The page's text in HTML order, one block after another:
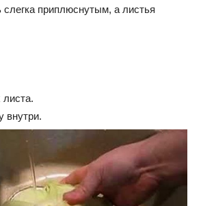
приплюснутым, а листья
внутри.